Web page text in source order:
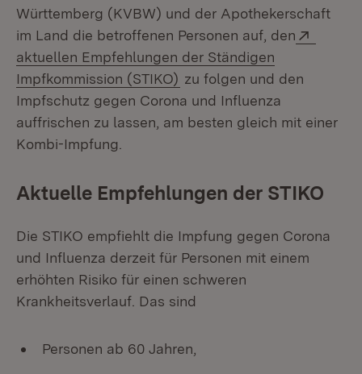
Württemberg (KVBW) und der Apothekerschaft
im Land die betroffenen Personen auf, den
aktuellen Empfehlungen der Ständigen
Impfkommission (STIKO) (Öffnet in neuem Fenster)
zu folgen und den
Impfschutz gegen Corona und Influenza
auffrischen zu lassen, am besten gleich mit einer
Kombi-Impfung.
Aktuelle Empfehlungen der STIKO
Die STIKO empfiehlt die Impfung gegen Corona
und Influenza derzeit für Personen mit einem
erhöhten Risiko für einen schweren
Krankheitsverlauf. Das sind
Personen ab 60 Jahren,